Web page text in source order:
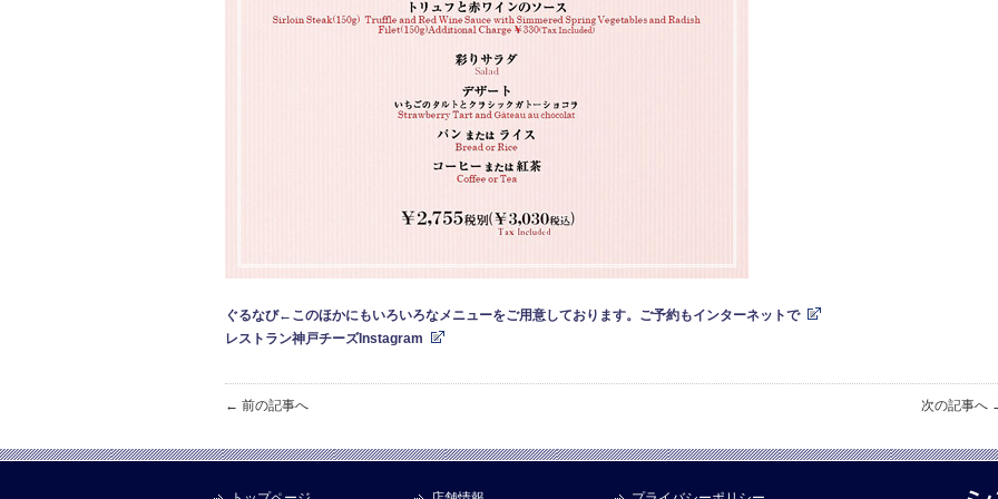
ぐるなび←このほかにもいろいろなメニューをご用意しております。ご予約もインターネットで
レストラン神戸チーズInstagram
← 前の記事へ 次の記事へ